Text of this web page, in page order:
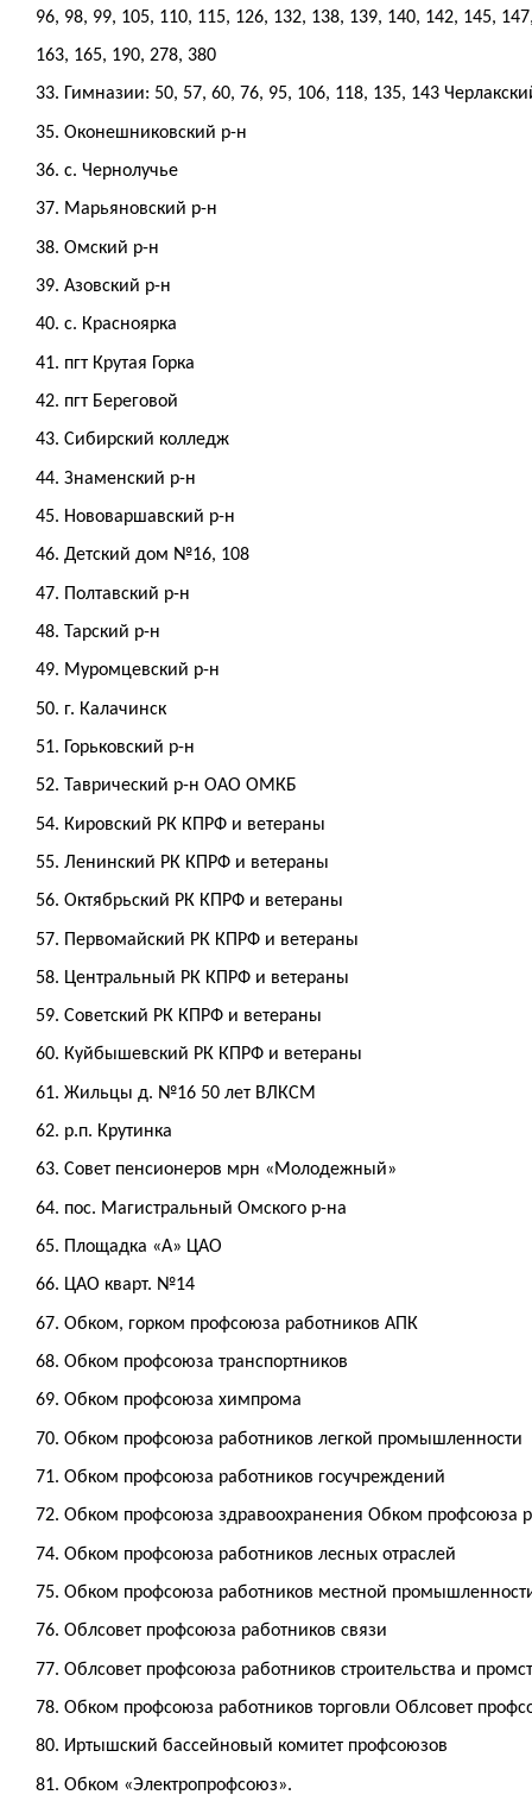
96, 98, 99, 105, 110, 115, 126, 132, 138, 139, 140, 142, 145,
163, 165, 190, 278, 380
33. Гимназии: 50, 57, 60, 76, 95, 106, 118, 135, 143
35. Оконешниковский р-н
36. с. Чернолучье
37. Марьяновский р-н
38. Омский р-н
39. Азовский р-н
40. с. Красноярка
41. пгт Крутая Горка
42. пгт Береговой
43. Сибирский колледж
44. Знаменский р-н
45. Нововаршавский р-н
46. Детский дом №16, 108
47. Полтавский р-н
48. Тарский р-н
49. Муромцевский р-н
50. г. Калачинск
51. Горьковский р-н
52. Таврический р-н ОАО ОМКБ
54. Кировский РК КПРФ и ветераны
55. Ленинский РК КПРФ и ветераны
56. Октябрьский РК КПРФ и ветераны
57. Первомайский РК КПРФ и ветераны
58. Центральный РК КПРФ и ветераны
59. Советский РК КПРФ и ветераны
60. Куйбышевский РК КПРФ и ветераны
61. Жильцы д. №16 50 лет ВЛКСМ
62. р.п. Крутинка
63. Совет пенсионеров мрн «Молодежный»
64. пос. Магистральный Омского р-на
65. Площадка «А» ЦАО
66. ЦАО кварт. №14
67. Обком, горком профсоюза работников АПК
68. Обком профсоюза транспортников
69. Обком профсоюза химпрома
70. Обком профсоюза работников легкой промышленности
71. Обком профсоюза работников госучреждений
72. Обком профсоюза здравоохранения Обком профсоюза
74. Обком профсоюза работников лесных отраслей
75. Обком профсоюза работников местной
76. Облсовет профсоюза работников связи
77. Облсовет профсоюза работников строительства и
78. Обком профсоюза работников торговли Облсовет
80. Иртышский бассейновый комитет профсоюзов
81. Обком «Электропрофсоюз».